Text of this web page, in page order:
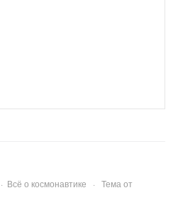
· Всё о космонавтике · Тема от